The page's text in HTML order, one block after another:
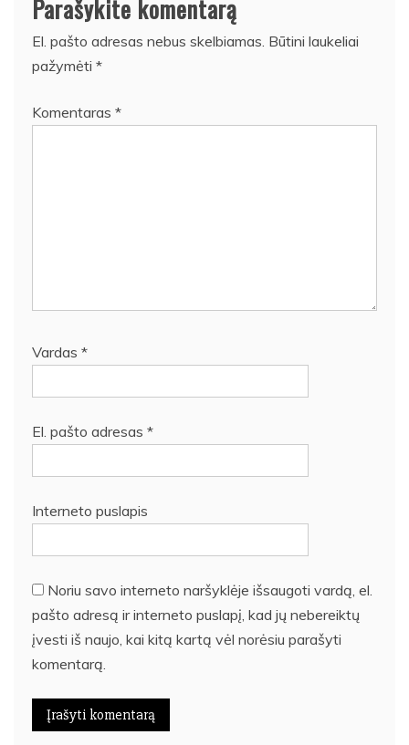
Parašykite komentarą
El. pašto adresas nebus skelbiamas. Būtini laukeliai
pažymėti *
Komentaras *
Vardas *
El. pašto adresas *
Interneto puslapis
Noriu savo interneto naršyklėje išsaugoti vardą, el.
pašto adresą ir interneto puslapį, kad jų nebereiktų
įvesti iš naujo, kai kitą kartą vėl norėsiu parašyti
komentarą.